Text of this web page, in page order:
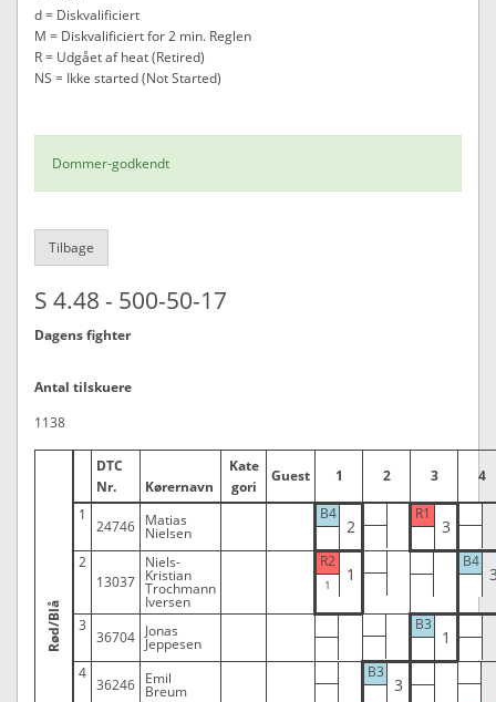
d = Diskvalificiert
M = Diskvalificiert for 2 min. Reglen
R = Udgået af heat (Retired)
NS = Ikke started (Not Started)
Dommer-godkendt
Tilbage
S 4.48 - 500-50-17
Dagens fighter
Antal tilskuere
1138
Rød/Blå
DTC
Nr.
Kørernavn
Kate
gori
Guest 1 2 3 4
1
24746 Matias
Nielsen
B4
2
R1
3
2
13037
Niels-
Kristian
Trochmann
Iversen
R2
1
B4
3
36704 Jonas
Jeppesen
B3
1
4
36246 Emil
Breum
B3
3